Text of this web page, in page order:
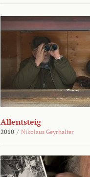
Allentsteig
2010 / Nikolaus Geyrhalter